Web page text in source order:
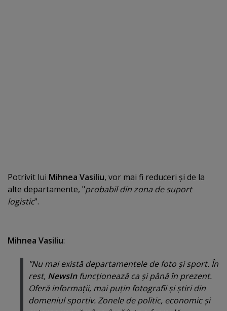
Potrivit lui Mihnea Vasiliu, vor mai fi reduceri şi de la
alte departamente, "probabil din zona de suport
logistic".
Mihnea Vasiliu:
"Nu mai există departamentele de foto şi sport. În
rest, NewsInfuncţionează ca şi până în prezent.
Oferă informaţii, mai puţin fotografii şi ştiri din
domeniul sportiv. Zonele de politic, economic şi